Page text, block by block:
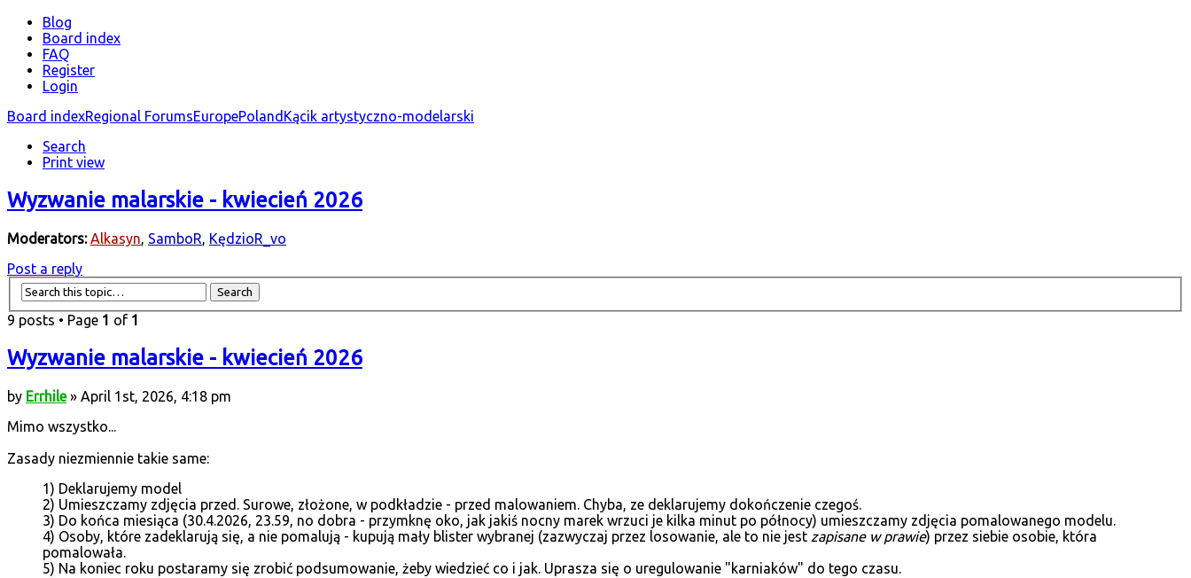
Blog
Board index
FAQ
Register
Login
Board indexRegional ForumsEuropePoland Kącik artystyczno-modelarski
Search
Print view
Wyzwanie malarskie - kwiecień 2026
Moderators: Alkasyn, SamboR, KędzioR_vo
Post a reply
9 posts • Page 1 of 1
Wyzwanie malarskie - kwiecień 2026
by Errhile» April 1st, 2026, 4:18 pm
Mimo wszystko...
Zasady niezmiennie takie same:
1) Deklarujemy model
2) Umieszczamy zdjęcia przed. Surowe, złożone, w podkładzie - przed malowaniem. Chyba, ze deklarujemy dokończenie czegoś.
3) Do końca miesiąca (30.4.2026, 23.59, no dobra - przymknę oko, jak jakiś nocny marek wrzuci je kilka minut po północy) umieszczamy zdjęcia pomalowanego modelu.
4) Osoby, które zadeklarują się, a nie pomalują - kupują mały blister wybranej (zazwyczaj przez losowanie, ale to nie jest zapisane w prawie) przez siebie osobie, która
pomalowała.
5) Na koniec roku postaramy się zrobić podsumowanie, żeby wiedzieć co i jak. Uprasza się o uregulowanie "karniaków" do tego czasu.